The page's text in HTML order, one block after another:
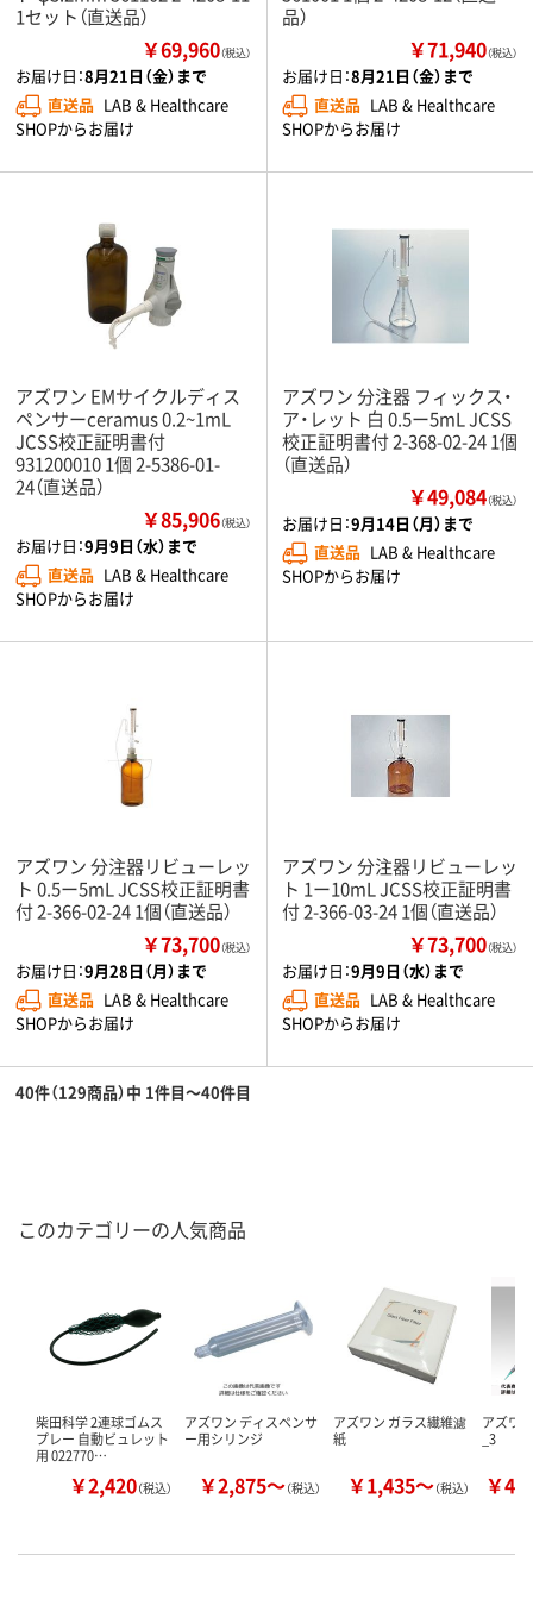
1セット（直送品）
￥69,960（税込）
お届け日：8月21日（金）まで
直送品 LAB & Healthcare
SHOPからお届け
品）
￥71,940（税込）
お届け日：8月21日（金）まで
直送品 LAB & Healthcare
SHOPからお届け
アズワン EMサイクルディス
ペンサーceramus 0.2~1mL
JCSS校正証明書付
931200010 1個 2-5386-01-
24（直送品）
￥85,906（税込）
お届け日：9月9日（水）まで
直送品 LAB & Healthcare
SHOPからお届け
アズワン 分注器 フィックス・
ア・レット 白 0.5ー5mL JCSS
校正証明書付 2-368-02-24 1個
（直送品）
￥49,084（税込）
お届け日：9月14日（月）まで
直送品 LAB & Healthcare
SHOPからお届け
アズワン 分注器リビューレッ
ト 0.5ー5mL JCSS校正証明書
付 2-366-02-24 1個（直送品）
￥73,700（税込）
お届け日：9月28日（月）まで
直送品 LAB & Healthcare
SHOPからお届け
アズワン 分注器リビューレッ
ト 1ー10mL JCSS校正証明書
付 2-366-03-24 1個（直送品）
￥73,700（税込）
お届け日：9月9日（水）まで
直送品 LAB & Healthcare
SHOPからお届け
40件（129商品）中 1件目～40件目
このカテゴリーの人気商品
柴田科学 2連球ゴムス
プレー 自動ビュレット
用 022770…
￥2,420（税込）
アズワン ディスペンサ
ー用シリンジ
￥2,875～（税込）
アズワン ガラス繊維濾
紙
￥1,435～（税込）
アズワ
_3
￥